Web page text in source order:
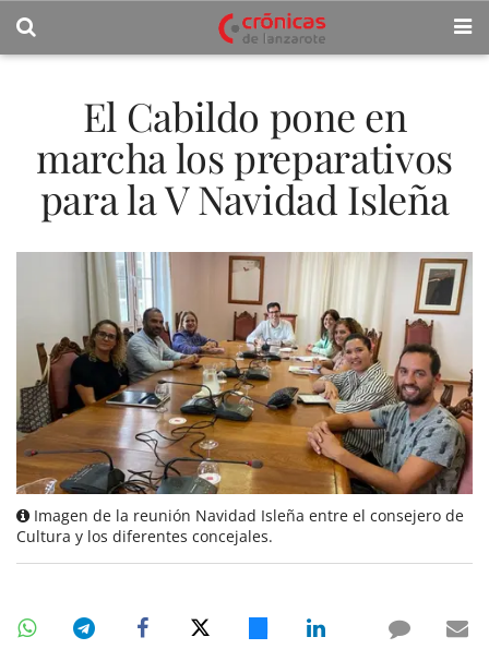
El Cabildo pone en
marcha los preparativos
para la V Navidad Isleña
Imagen de la reunión Navidad Isleña entre el consejero de
Cultura y los diferentes concejales.